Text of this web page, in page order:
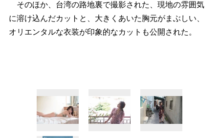
そのほか、台湾の路地裏で撮影された、現地の雰囲気
に溶け込んだカットと、大きくあいた胸元がまぶしい、
オリエンタルな衣装が印象的なカットも公開された。